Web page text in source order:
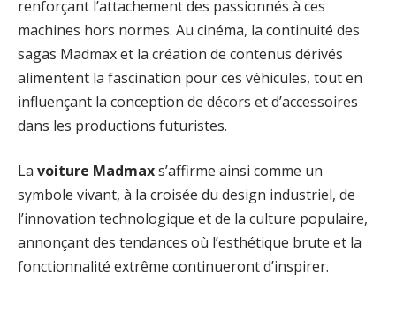
renforçant l’attachement des passionnés à ces
machines hors normes. Au cinéma, la continuité des
sagas Madmax et la création de contenus dérivés
alimentent la fascination pour ces véhicules, tout en
influençant la conception de décors et d’accessoires
dans les productions futuristes.
La voiture Madmaxs’affirme ainsi comme un
symbole vivant, à la croisée du design industriel, de
l’innovation technologique et de la culture populaire,
annonçant des tendances où l’esthétique brute et la
fonctionnalité extrême continueront d’inspirer.